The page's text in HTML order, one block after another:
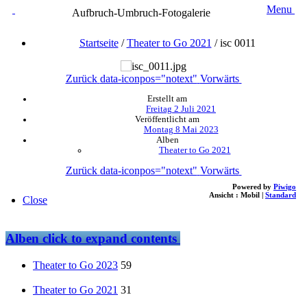
Aufbruch-Umbruch-Fotogalerie Menu
Startseite/Theater to Go 2021 /isc 0011
Zurück data-iconpos="notext" Vorwärts
Erstellt am
Freitag 2 Juli 2021
Veröffentlicht am
Montag 8 Mai 2023
Alben
Theater to Go 2021
Zurück data-iconpos="notext" Vorwärts
Powered by Piwigo
Ansicht : Mobil | Standard
Close
Albenclick to expand contents
Theater to Go 2023 59
Theater to Go 2021 31